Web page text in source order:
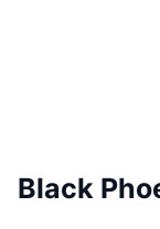
Black